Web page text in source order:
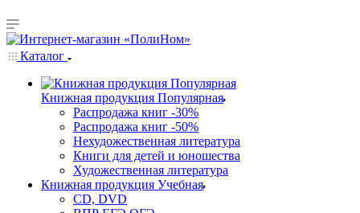
Каталог
Книжная продукция Популярная
Распродажа книг -30%
Распродажа книг -50%
Нехудожественная литература
Книги для детей и юношества
Художественная литература
Книжная продукция Учебная
CD, DVD